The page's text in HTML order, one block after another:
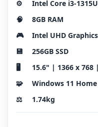
⚙️
Intel Core i3-1315U
🧠
8GB RAM
🎮
Intel UHD
💾
256GB SSD
🖥️
15.6" | 1366 x
🧩
Windows 11 Home
⚖️
1.74kg